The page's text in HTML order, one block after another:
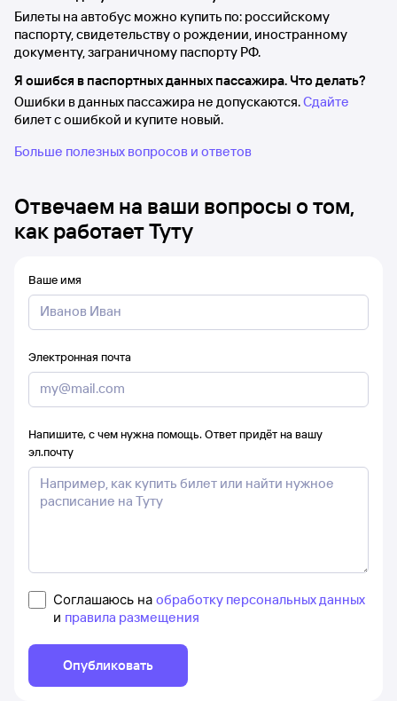
Билеты на автобус можно купить по: российскому
паспорту, свидетельству о рождении, иностранному
документу, заграничному паспорту РФ.
Я ошибся в паспортных данных пассажира. Что делать?
Ошибки в данных пассажира не допускаются.Сдайте
билет с ошибкой и купите новый.
Больше полезных вопросов и ответов
Отвечаем на ваши вопросы о том,
как работает Туту
Ваше имя
Электронная почта
Напишите, с чем нужна помощь. Ответ придёт на вашу
эл.почту
Соглашаюсь на обработку персональных данных
и правила размещения
Опубликовать